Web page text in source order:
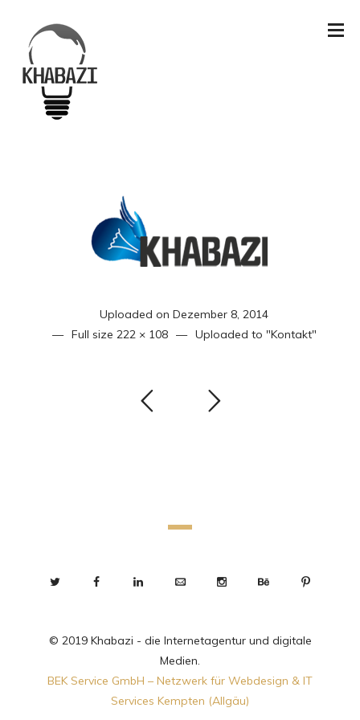
Uploaded on Dezember 8, 2014
Full size 222 × 108 Uploaded to "Kontakt"
© 2019 Khabazi - die Internetagentur und digitale
Medien.
BEK Service GmbH – Netzwerk für Webdesign & IT
Services Kempten (Allgäu)